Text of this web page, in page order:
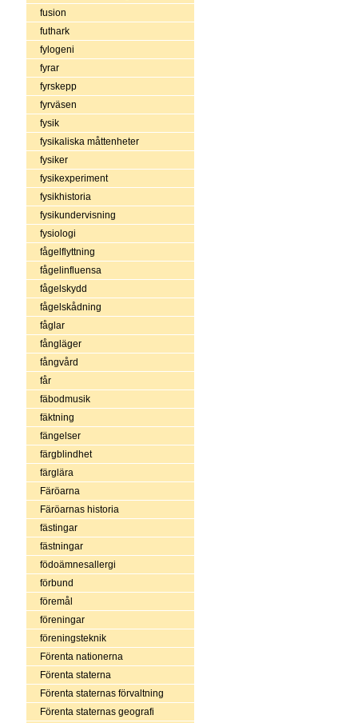
fusion
futhark
fylogeni
fyrar
fyrskepp
fyrväsen
fysik
fysikaliska måttenheter
fysiker
fysikexperiment
fysikhistoria
fysikundervisning
fysiologi
fågelflyttning
fågelinfluensa
fågelskydd
fågelskådning
fåglar
fångläger
fångvård
får
fäbodmusik
fäktning
fängelser
färgblindhet
färglära
Färöarna
Färöarnas historia
fästingar
fästningar
födoämnesallergi
förbund
föremål
föreningar
föreningsteknik
Förenta nationerna
Förenta staterna
Förenta staternas förvaltning
Förenta staternas geografi